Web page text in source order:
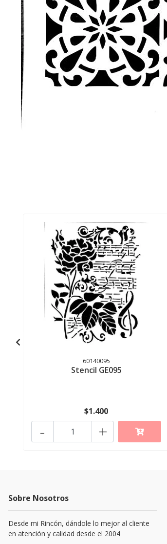
60140095
Stencil GE095
$1.400
+
-
Sobre Nosotros
Desde mi Rincón, dándole lo mejor al cliente
en atención y calidad desde el 2004